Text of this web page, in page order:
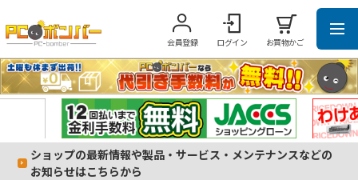
会員登録 ログイン お買物かご
ショップの最新情報や製品・サービス・メンテナンスなどの
お知らせはこちらから